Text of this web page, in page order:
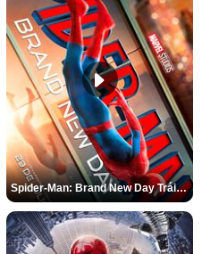
Spider-Man: Brand New Day Tráiler (3)